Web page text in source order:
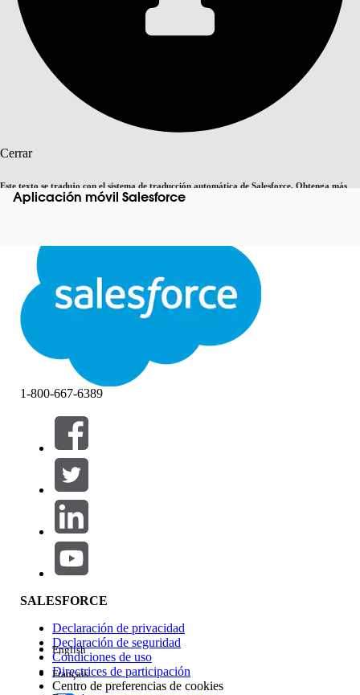
Cerrar
Este texto se tradujo con el sistema de traducción automática de Salesforce. Obtenga más
detalles aquí. Cambiar a inglés Ahora no
Cerrar Cerrar
Aplicación móvil Salesforce
Índice de materias
Buscar
Filtros (0)
SELECCIONAR FILTROS
Área de productos
Repercusión de función
1-800-667-6389
SALESFORCE
Declaración de privacidad
Declaración de seguridad
Condiciones de uso
Directrices de participación
Centro de preferencias de cookies
English
Français